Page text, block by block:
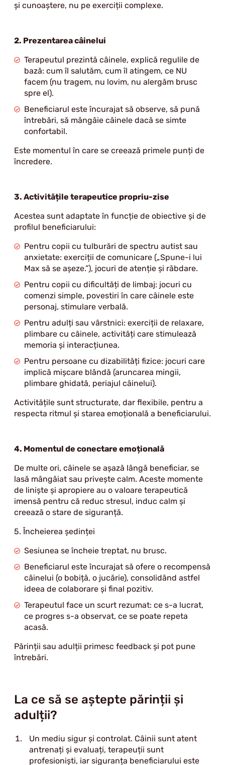
și cunoaștere, nu pe exerciții complexe.
2. Prezentarea câinelui
Terapeutul prezintă câinele, explică regulile de
bază: cum îl salutăm, cum îl atingem, ce NU
facem (nu tragem, nu lovim, nu alergăm brusc
spre el).
Beneficiarul este încurajat să observe, să pună
întrebări, să mângâie câinele dacă se simte
confortabil.
Este momentul în care se creează primele punți de
încredere.
3. Activitățile terapeutice propriu-zise
Acestea sunt adaptate în funcție de obiective și de
profilul beneficiarului:
Pentru copii cu tulburări de spectru autist sau
anxietate: exerciții de comunicare („Spune-i lui
Max să se așeze.”), jocuri de atenție și răbdare.
Pentru copii cu dificultăți de limbaj: jocuri cu
comenzi simple, povestiri în care câinele este
personaj, stimulare verbală.
Pentru adulți sau vârstnici: exerciții de relaxare,
plimbare cu câinele, activități care stimulează
memoria și interacțiunea.
Pentru persoane cu dizabilități fizice: jocuri care
implică mișcare blândă (aruncarea mingii,
plimbare ghidată, periajul câinelui).
Activitățile sunt structurate, dar flexibile, pentru a
respecta ritmul și starea emoțională a beneficiarului.
4. Momentul de conectare emoțională
De multe ori, câinele se așază lângă beneficiar, se
lasă mângâiat sau privește calm. Aceste momente
de liniște și apropiere au o valoare terapeutică
imensă pentru că reduc stresul, induc calm și
creează o stare de siguranță.
5. Încheierea ședinței
Sesiunea se încheie treptat, nu brusc.
Beneficiarul este încurajat să ofere o recompensă
câinelui (o bobiță, o jucărie), consolidând astfel
ideea de colaborare și final pozitiv.
Terapeutul face un scurt rezumat: ce s-a lucrat,
ce progres s-a observat, ce se poate repeta
acasă.
Părinții sau adulții primesc feedback și pot pune
întrebări.
La ce să se aștepte părinții și
adulții?
Un mediu sigur și controlat. Câinii sunt atent
antrenați și evaluați, terapeuții sunt
profesioniști, iar siguranța beneficiarului este